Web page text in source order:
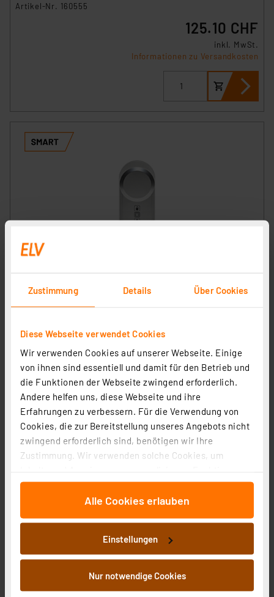
Zustimmung Details Über Cookies
Diese Webseite verwendet Cookies
Wir verwenden Cookies auf unserer Webseite. Einige
von ihnen sind essentiell und damit für den Betrieb und
die Funktionen der Webseite zwingend erforderlich.
Andere helfen uns, diese Webseite und ihre
Erfahrungen zu verbessern. Für die Verwendung von
Cookies, die zur Bereitstellung unseres Angebots nicht
zwingend erforderlich sind, benötigen wir Ihre
Zustimmung. Wir verwenden solche Cookies, um
für soziale Medien anbieten zu können und die Zugriffe
auf unsere Website zu analysieren. Außerdem geben
an unsere Partner für soziale Medien, Werbung und
Analysen weiter. Unsere Partner führen diese
Informationen möglicherweise mit weiteren Daten
zusammen, die Sie ihnen bereitgestellt haben oder die
sie im Rahmen Ihrer Nutzung der Dienste gesammelt
Alle Cookies erlauben
Einstellungen
Nur notwendige Cookies
Artikel-Nr. 160555
125.10 CHF
inkl. MwSt.
Informationen zu Versandkosten
Homematic IP Smart Home Türschlossantrieb, silber,
Artikel-Nr. 160556
Informationen zu Versandkosten
Homematic IP Smart Home Set Zutritt, Access Point 2,
Keypad, Türschlossantrieb
253.10 CHF